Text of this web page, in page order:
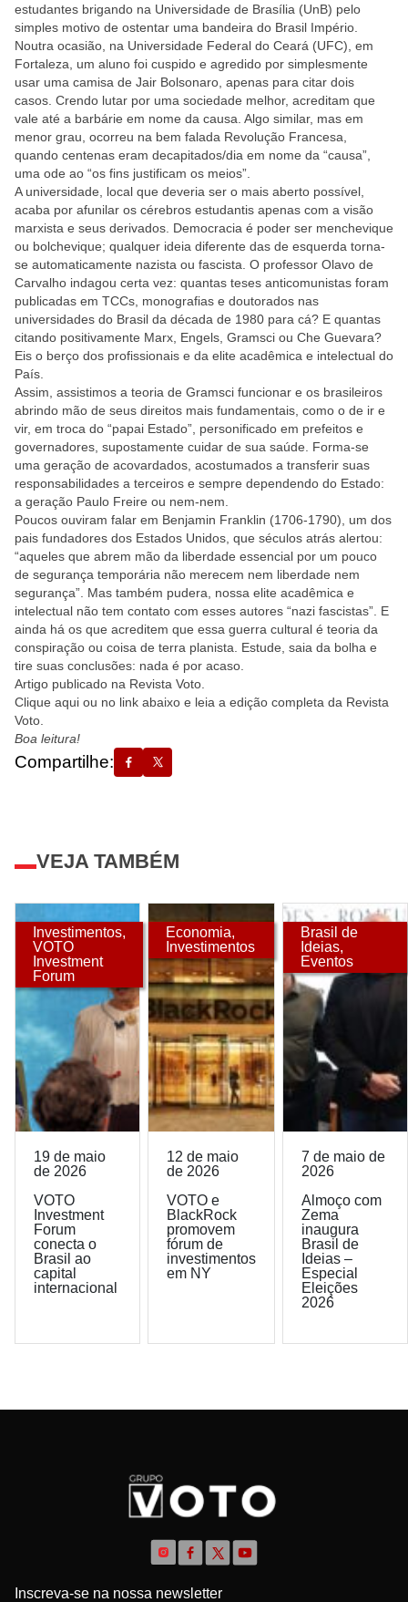
estudantes brigando na Universidade de Brasília (UnB) pelo
simples motivo de ostentar uma bandeira do Brasil Império.
Noutra ocasião, na Universidade Federal do Ceará (UFC), em
Fortaleza, um aluno foi cuspido e agredido por simplesmente
usar uma camisa de Jair Bolsonaro, apenas para citar dois
casos. Crendo lutar por uma sociedade melhor, acreditam que
vale até a barbárie em nome da causa. Algo similar, mas em
menor grau, ocorreu na bem falada Revolução Francesa,
quando centenas eram decapitados/dia em nome da “causa”,
uma ode ao “os fins justificam os meios”.
A universidade, local que deveria ser o mais aberto possível,
acaba por afunilar os cérebros estudantis apenas com a visão
marxista e seus derivados. Democracia é poder ser menchevique
ou bolchevique; qualquer ideia diferente das de esquerda torna-
se automaticamente nazista ou fascista. O professor Olavo de
Carvalho indagou certa vez: quantas teses anticomunistas foram
publicadas em TCCs, monografias e doutorados nas
universidades do Brasil da década de 1980 para cá? E quantas
citando positivamente Marx, Engels, Gramsci ou Che Guevara?
Eis o berço dos profissionais e da elite acadêmica e intelectual do
País.
Assim, assistimos a teoria de Gramsci funcionar e os brasileiros
abrindo mão de seus direitos mais fundamentais, como o de ir e
vir, em troca do “papai Estado”, personificado em prefeitos e
governadores, supostamente cuidar de sua saúde. Forma-se
uma geração de acovardados, acostumados a transferir suas
responsabilidades a terceiros e sempre dependendo do Estado:
a geração Paulo Freire ou nem-nem.
Poucos ouviram falar em Benjamin Franklin (1706-1790), um dos
pais fundadores dos Estados Unidos, que séculos atrás alertou:
“aqueles que abrem mão da liberdade essencial por um pouco
de segurança temporária não merecem nem liberdade nem
segurança”. Mas também pudera, nossa elite acadêmica e
intelectual não tem contato com esses autores “nazi fascistas”. E
ainda há os que acreditem que essa guerra cultural é teoria da
conspiração ou coisa de terra planista. Estude, saia da bolha e
tire suas conclusões: nada é por acaso.
Artigo publicado na Revista Voto.
Clique aqui ou no link abaixo e leia a edição completa da Revista
Voto.
Boa leitura!
Compartilhe:
VEJA TAMBÉM
Investimentos,
VOTO
Investment
Forum
19 de maio
de 2026
VOTO
Investment
Forum
conecta o
Brasil ao
capital
internacional
Economia,
Investimentos
12 de maio
de 2026
VOTO e
BlackRock
promovem
fórum de
investimentos
em NY
Brasil de
Ideias,
Eventos
7 de maio de
2026
Almoço com
Zema
inaugura
Brasil de
Ideias –
Especial
Eleições
2026
Inscreva-se na nossa newsletter